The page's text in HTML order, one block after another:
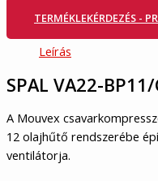
TERMÉKLEKÉRDEZÉS -
Leírás
SPAL VA22-
A Mouvex
12 olajhűtő rendszerébe
ventilátorja.